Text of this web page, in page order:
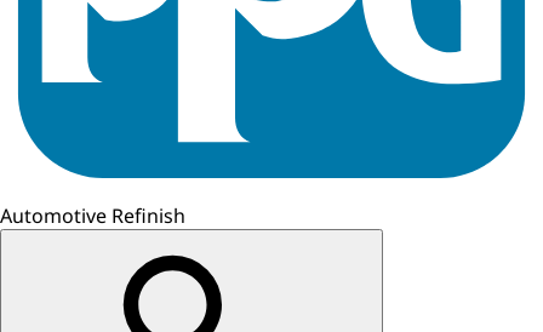
Automotive Refinish